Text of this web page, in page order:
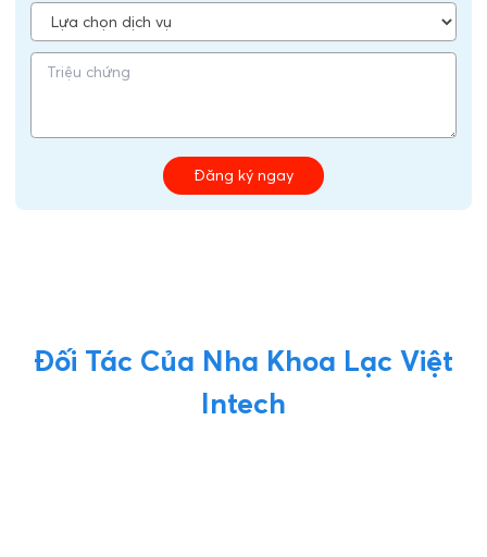
Đăng ký ngay
Đối Tác Của Nha Khoa Lạc Việt
Intech